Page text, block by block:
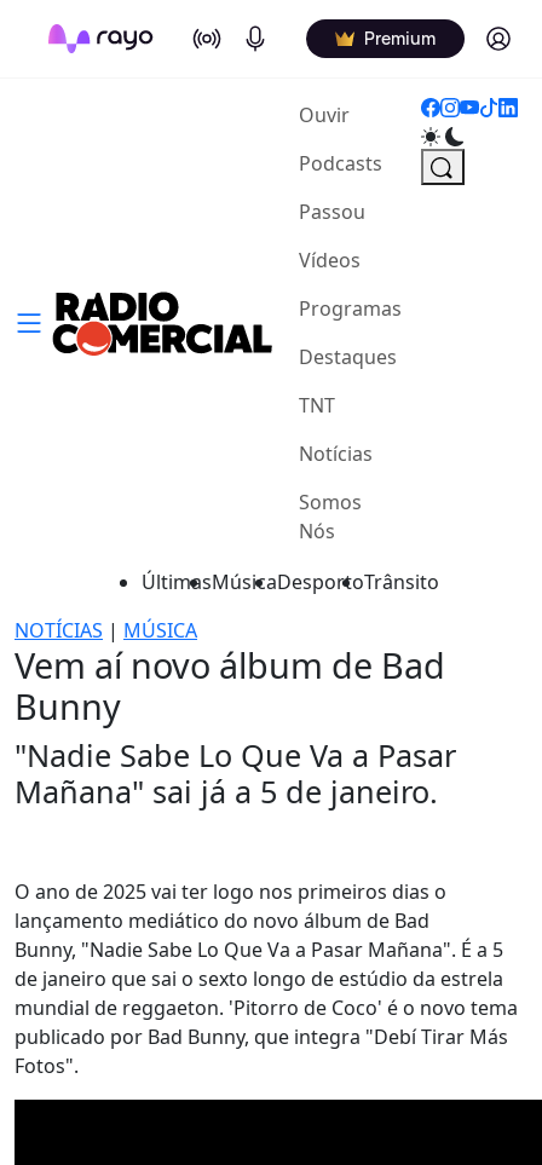
On Air Podcasts Premium Log in
Ouvir(current)
Podcasts
Passou
Vídeos
Programas
Destaques
TNT
Notícias
Somos
Nós
ÚltimasMúsicaDesportoTrânsito
NOTÍCIAS | MÚSICA
Vem aí novo álbum de Bad
Bunny
"Nadie Sabe Lo Que Va a Pasar
Mañana" sai já a 5 de janeiro.
O ano de 2025 vai ter logo nos primeiros dias o
lançamento mediático do novo álbum de Bad
Bunny, "Nadie Sabe Lo Que Va a Pasar Mañana". É a 5
de janeiro que sai o sexto longo de estúdio da estrela
mundial de reggaeton. 'Pitorro de Coco' é o novo tema
publicado por Bad Bunny, que integra "Debí Tirar Más
Fotos".